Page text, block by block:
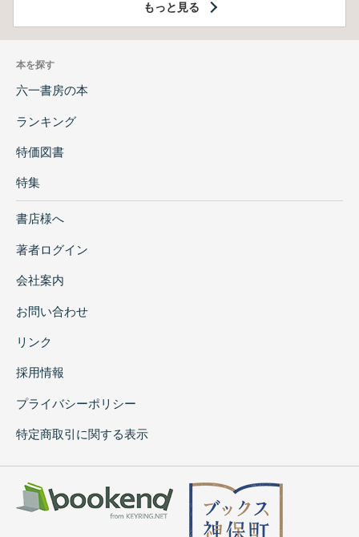
もっと見る
本を探す
六一書房の本
ランキング
特価図書
特集
書店様へ
著者ログイン
会社案内
お問い合わせ
リンク
採用情報
プライバシーポリシー
特定商取引に関する表示